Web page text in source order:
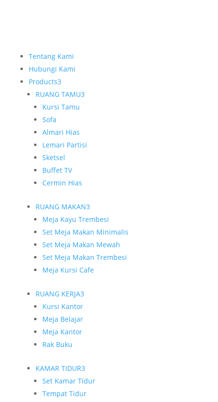
Tentang Kami
Hubungi Kami
Products3
RUANG TAMU3
Kursi Tamu
Sofa
Almari Hias
Lemari Partisi
Sketsel
Buffet TV
Cermin Hias
RUANG MAKAN3
Meja Kayu Trembesi
Set Meja Makan Minimalis
Set Meja Makan Mewah
Set Meja Makan Trembesi
Meja Kursi Cafe
RUANG KERJA3
Kursi Kantor
Meja Belajar
Meja Kantor
Rak Buku
KAMAR TIDUR3
Set Kamar Tidur
Tempat Tidur